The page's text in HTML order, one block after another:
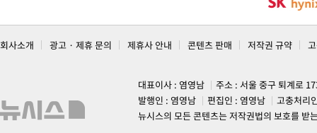
회사소개 광고 · 제휴 문의 제휴사 안내 콘텐츠 판매 저작권 규약
대표이사 : 염영남
주소 : 서울 중구 퇴계로
발행인 : 염영남
편집인 : 염영남
고충처리
뉴시스의 모든 콘텐츠는 저작권법의 보호를